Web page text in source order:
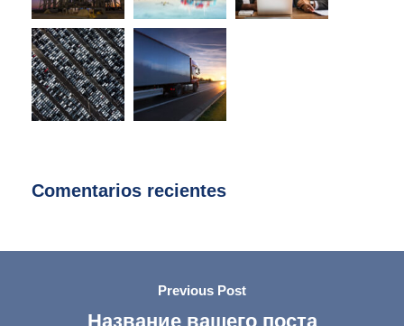
Comentarios recientes
Previous Post
Название вашего поста